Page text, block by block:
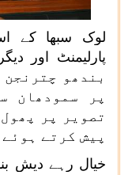
لوک سبھا کے
بندھو
پر سمودھان
تصویر پر
پیش کرتے
خیال رہے دیش